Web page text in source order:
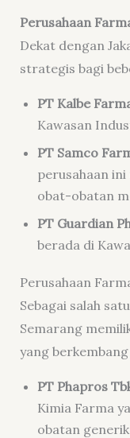
Perusahaan
Dekat dengan
strategis bagi
PT Kalbe
Kawasan
PT Samco
perusahaan
obat-obatan
PT Guardian
berada di
Perusahaan
Sebagai salah
Semarang
yang
PT Phapros
Kimia Farma
obatan